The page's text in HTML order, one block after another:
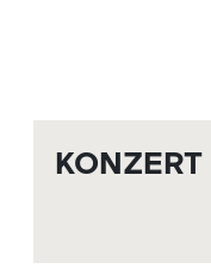
KONZERT